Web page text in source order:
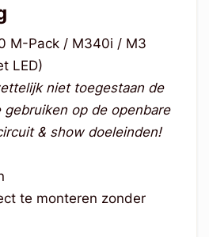
M-Pack / M340i / M3
LED)
niet toegestaan de
gebruiken op de openbare
& show doeleinden!
te monteren zonder